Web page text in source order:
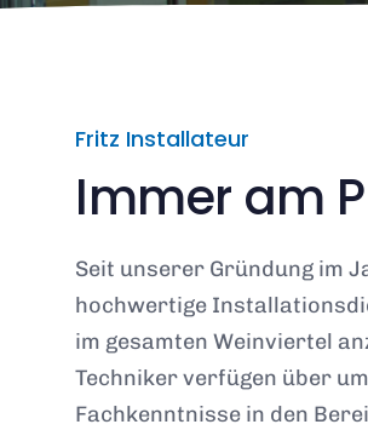
Fritz Installateur
Immer am
Seit unserer Gründung im
hochwertige
im gesamten Weinviertel
Techniker verfügen über
Fachkenntnisse in den